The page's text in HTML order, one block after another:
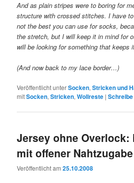
And as plain stripes were to boring for
structure with crossed stitches. I have
not the best you can use for socks,
the stretch, but I will keep it in mind for
will be looking for something that keeps
(And now back to my lace border…)
Veröffentlicht unterSocken,Stricken und
mitSocken,Stricken,Wollreste |
Jersey ohne Overlock:
mit offener Nahtzugabe
Veröffentlicht am25.10.2008